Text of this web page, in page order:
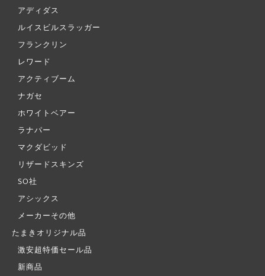
アディダス
ルイスビルスラッガー
フランクリン
レワード
アクティブーム
ナガセ
ホワイトベアー
ラナパー
マクダビッド
リザードスキンズ
SO社
アシックス
メーカーその他
たまきオリジナル品
激安超特価セール品
新商品